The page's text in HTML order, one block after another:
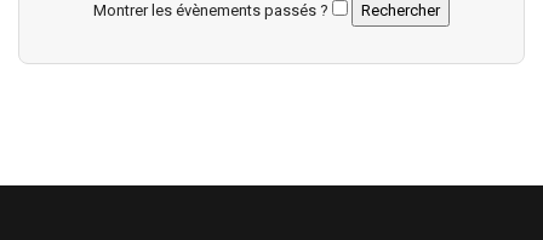
Montrer les évènements passés ?